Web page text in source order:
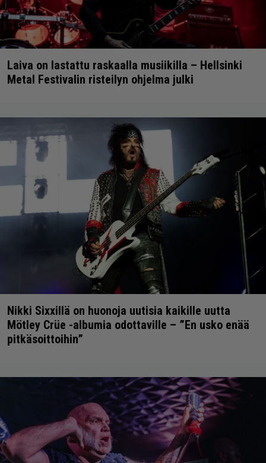
Laiva on lastattu raskaalla musiikilla – Hellsinki
Metal Festivalin risteilyn ohjelma julki
Nikki Sixxillä on huonoja uutisia kaikille uutta
Mötley Crüe -albumia odottaville – ”En usko enää
pitkäsoittoihin”